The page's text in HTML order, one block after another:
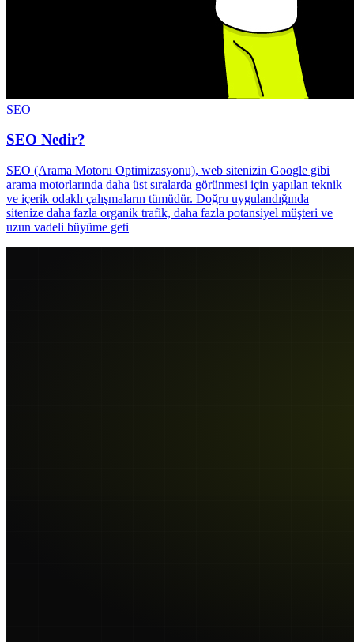
SEO
SEO Nedir?
SEO (Arama Motoru Optimizasyonu), web sitenizin Google gibi
arama motorlarında daha üst sıralarda görünmesi için yapılan teknik
ve içerik odaklı çalışmaların tümüdür. Doğru uygulandığında
sitenize daha fazla organik trafik, daha fazla potansiyel müşteri ve
uzun vadeli büyüme geti